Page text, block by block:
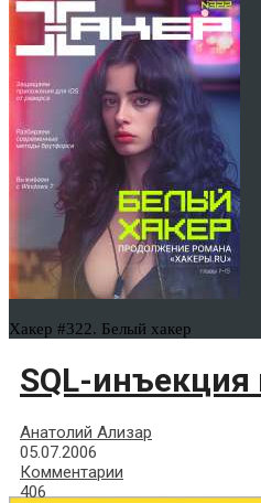
Хакер #322. Белый хакер
SQL-инъекция
Анатолий Ализар
05.07.2006
Комментарии
406